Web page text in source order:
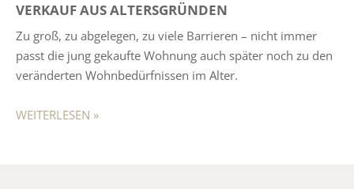
VERKAUF AUS ALTERSGRÜNDEN
Zu groß, zu abgelegen, zu viele Barrieren – nicht immer
passt die jung gekaufte Wohnung auch später noch zu den
veränderten Wohnbedürfnissen im Alter.
WEITERLESEN »